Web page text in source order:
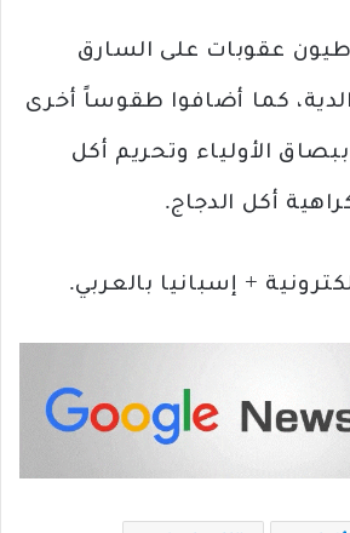
عقوبات على السارق
كما أضافوا طقوساً أخرى
الأولياء وتحريم أكل
أكل الدجاج.
+ إسبانيا بالعربي.